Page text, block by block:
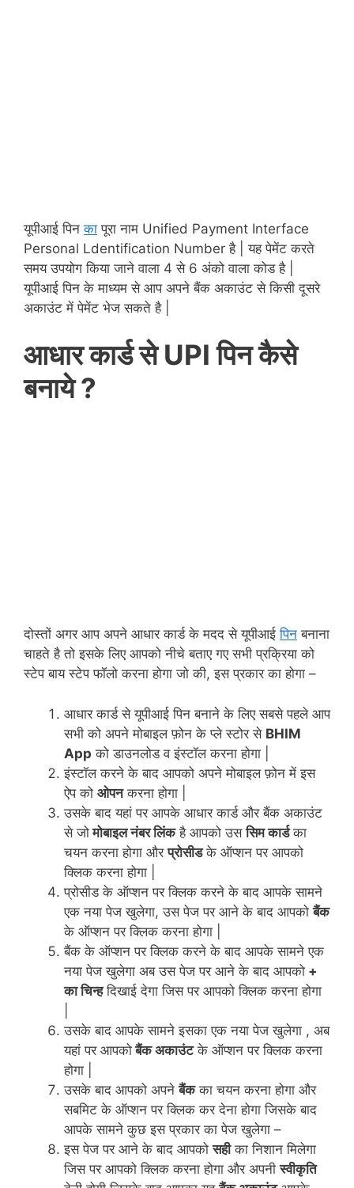
यूपीआई पिनका पूरा नाम Unified Payment Interface
Personal Ldentification Number है | यह पेमेंट करते
समय उपयोग किया जाने वाला 4 से 6 अंको वाला कोड है |
यूपीआई पिन के माध्यम से आप अपने बैंक अकाउंट से किसी दूसरे
अकाउंट में पेमेंट भेज सकते है |
आधार कार्ड से UPI पिन कैसे
बनाये ?
दोस्तों अगर आप अपने आधार कार्ड के मदद से यूपीआईपिन बनाना
चाहते है तो इसके लिए आपको नीचे बताए गए सभी प्रक्रिया को
स्टेप बाय स्टेप फॉलो करना होगा जो की, इस प्रकार का होगा –
आधार कार्ड से यूपीआई पिन बनाने के लिए सबसे पहले आप
सभी को अपने मोबाइल फ़ोन के प्ले स्टोर से BHIM
App को डाउनलोड व इंस्टॉल करना होगा |
इंस्टॉल करने के बाद आपको अपने मोबाइल फ़ोन में इस
ऐप को ओपनकरना होगा |
उसके बाद यहां पर आपके आधार कार्ड और बैंक अकाउंट
से जोमोबाइल नंबर लिंकहै आपको उससिम कार्डका
चयन करना होगा औरप्रोसीडके ऑप्शन पर आपको
क्लिक करना होगा |
प्रोसीड के ऑप्शन पर क्लिक करने के बाद आपके सामने
एक नया पेज खुलेगा, उस पेज पर आने के बाद आपकोबैंक
के ऑप्शन पर क्लिक करना होगा |
बैंक के ऑप्शन पर क्लिक करने के बाद आपके सामने एक
नया पेज खुलेगा अब उस पेज पर आने के बाद आपको +
का चिन्हदिखाई देगा जिस पर आपको क्लिक करना होगा
उसके बाद आपके सामने इसका एक नया पेज खुलेगा , अब
यहां पर आपकोबैंक अकाउंटके ऑप्शन पर क्लिक करना
होगा |
उसके बाद आपको अपनेबैंकका चयन करना होगा और
सबमिट के ऑप्शन पर क्लिक कर देना होगा जिसके बाद
आपके सामने कुछ इस प्रकार का पेज खुलेगा –
इस पेज पर आने के बाद आपकोसहीका निशान मिलेगा
जिस पर आपको क्लिक करना होगा और अपनीस्वीकृति